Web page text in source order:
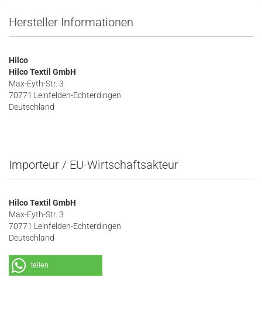
Hersteller Informationen
Hilco
Hilco Textil GmbH
Max-Eyth-Str. 3
70771 Leinfelden-Echterdingen
Deutschland
Importeur / EU-Wirtschaftsakteur
Hilco Textil GmbH
Max-Eyth-Str. 3
70771 Leinfelden-Echterdingen
Deutschland
teilen